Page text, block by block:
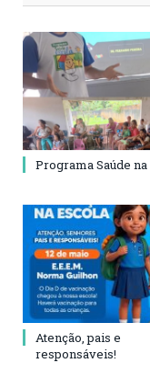
Programa Saúde
Atenção, pais e
responsáveis!